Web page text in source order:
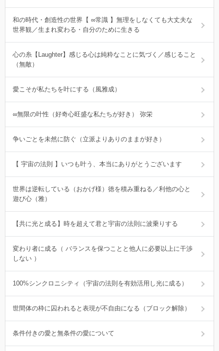
和の時代・創造性の世界【 ∞常識 】無理をしなくても大丈夫な
世界観／生まれ変わる・自分のために生きる
心の糸【Laughter】感じる心は純粋なことに気づく／感じること
（無敵）
愛こそが私たちを叶にする（風雅成）
∞無限の叶性（好奇心旺盛な私たちが好き） 弥栄
争いごとを未然に防ぐ（立派よりありのままが好き）
【 宇宙の法則 】いつも叶う、本当にありがとうございます
世界は逆転している（おかげ様）徳を積み重ねる／利他の心と
遊び心（雅）
【共に光と成る】時を超えて君と宇宙の法則に波乗りする
変わり者に成る（ バランスを保つことと他人に必要以上に干渉
しない ）
100%シンクロニシティ（宇宙の法則を有効活用し光に成る）
世間体の枠に囚われると表現が不自由になる（ブロック解除）
条件付きの愛と無条件の愛について